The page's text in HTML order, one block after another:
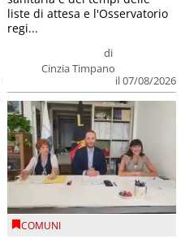
di
Cinzia Timpano
il 07/08/2026
liste di attesa e l'Osservatorio
regi...
COMUNI